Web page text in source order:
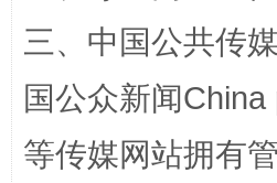
三、中国公共传
国公众新闻
等传媒网站拥有